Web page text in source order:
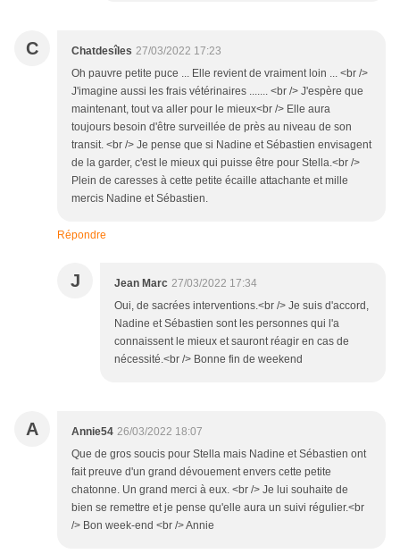
C Chatdesîles 27/03/2022 17:23
Oh pauvre petite puce ... Elle revient de vraiment loin ... <br />
J'imagine aussi les frais vétérinaires ....... <br /> J'espère que
maintenant, tout va aller pour le mieux<br /> Elle aura
toujours besoin d'être surveillée de près au niveau de son
transit. <br /> Je pense que si Nadine et Sébastien envisagent
de la garder, c'est le mieux qui puisse être pour Stella.<br />
Plein de caresses à cette petite écaille attachante et mille
mercis Nadine et Sébastien.
Répondre
J Jean Marc 27/03/2022 17:34
Oui, de sacrées interventions.<br /> Je suis d'accord,
Nadine et Sébastien sont les personnes qui l'a
connaissent le mieux et sauront réagir en cas de
nécessité.<br /> Bonne fin de weekend
A Annie54 26/03/2022 18:07
Que de gros soucis pour Stella mais Nadine et Sébastien ont
fait preuve d'un grand dévouement envers cette petite
chatonne. Un grand merci à eux. <br /> Je lui souhaite de
bien se remettre et je pense qu'elle aura un suivi régulier.<br
/> Bon week-end <br /> Annie